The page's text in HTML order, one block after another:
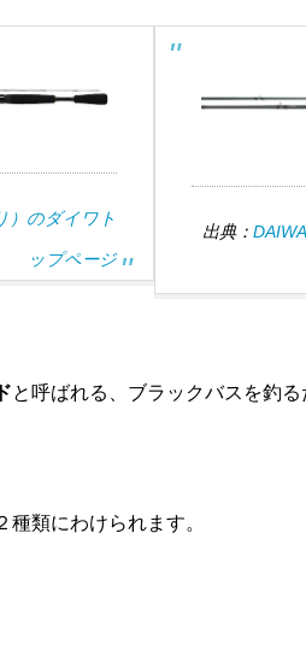
）のダイワト
ップページ
出典：
と呼ばれる、ブラックバスを釣
類にわけられます。